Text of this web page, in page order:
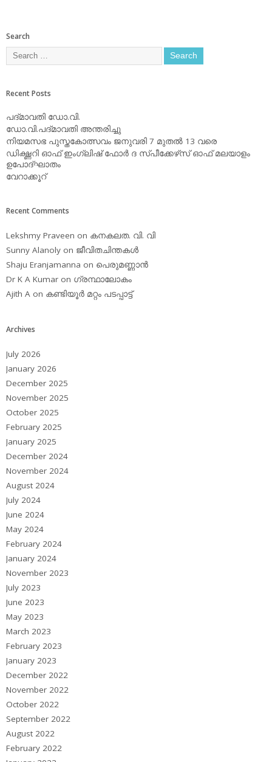
Search
Recent Posts
പദ്മാവതി ഡോ.വി.
ഡോ.വി.പദ്മാവതി അന്തരിച്ചു
നിയമസഭ പുസ്തകോത്സവം ജനുവരി 7 മുതല്‍ 13 വരെ
ഡിക്ഷ്ണറി ഓഫ് ഇംഗ്ലിഷ് ഫോര്‍ ദ സ്പീക്കേഴ്‌സ് ഓഫ് മലയാളം
ഉപോദ്ഘാതം
വേറാക്കൂറ്
Recent Comments
Lekshmy Praveen on കനകലത. വി. വി
Sunny Alanoly on ജീവിതചിന്തകള്‍
Shaju Eranjamanna on പെരുമണ്ണാന്‍
Dr K A Kumar on ഗ്രന്ഥാലോകം
Ajith A on കണ്ടിയൂര്‍ മറ്റം പടപ്പാട്ട്‌
Archives
July 2026
January 2026
December 2025
November 2025
October 2025
February 2025
January 2025
December 2024
November 2024
August 2024
July 2024
June 2024
May 2024
February 2024
January 2024
November 2023
July 2023
June 2023
May 2023
March 2023
February 2023
January 2023
December 2022
November 2022
October 2022
September 2022
August 2022
February 2022